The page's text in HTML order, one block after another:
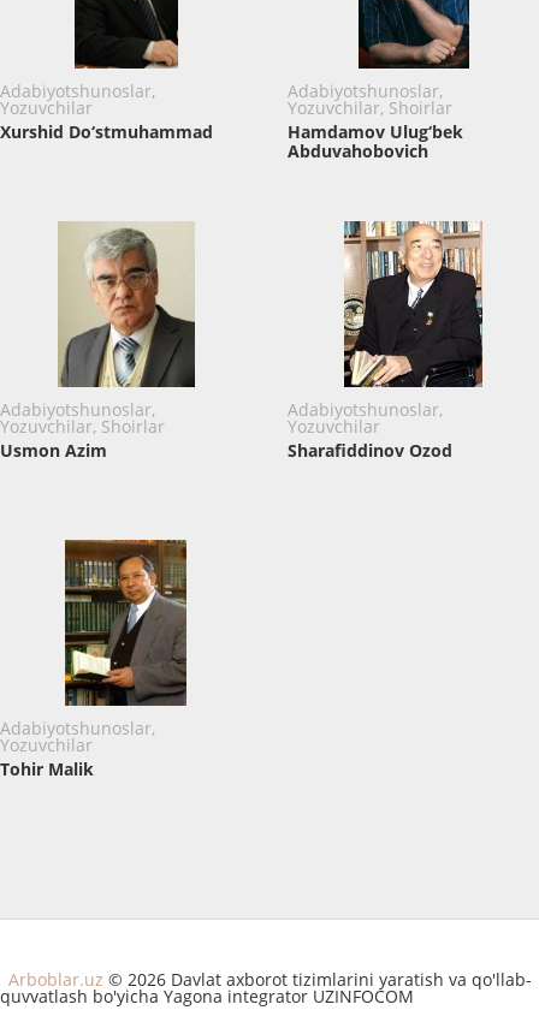
Adabiyotshunoslar,
Yozuvchilar
Xurshid Do‘stmuhammad
Adabiyotshunoslar,
Yozuvchilar, Shoirlar
Hamdamov Ulug‘bek
Abduvahobovich
Adabiyotshunoslar,
Yozuvchilar, Shoirlar
Usmon Azim
Adabiyotshunoslar,
Yozuvchilar
Sharafiddinov Ozod
Adabiyotshunoslar,
Yozuvchilar
Tohir Malik
Arboblar.uz © 2026 Davlat axborot tizimlarini yaratish va qo'llab-
quvvatlash bo'yicha Yagona integrator UZINFOCOM